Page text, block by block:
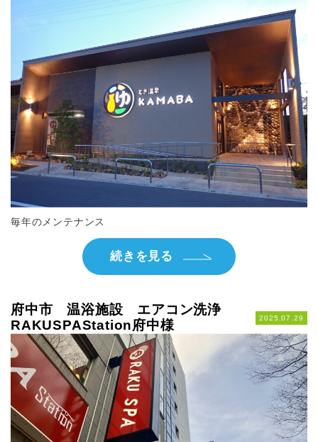
毎年のメンテナンス
続きを見る
府中市 温浴施設 エアコン洗浄
RAKUSPAStation府中様
2025.07.29